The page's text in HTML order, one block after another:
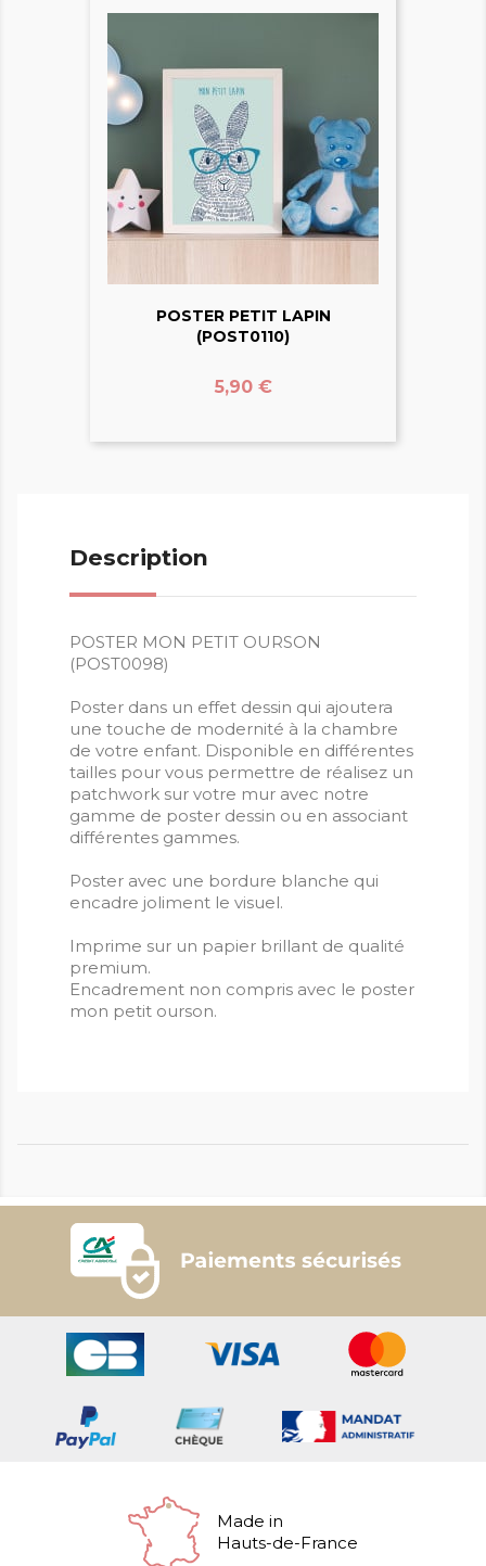
POSTER PETIT LAPIN
(POST0110)
Prix
5,90 €
Description
POSTER MON PETIT OURSON
(POST0098)
Poster dans un effet dessin qui ajoutera
une touche de modernité à la chambre
de votre enfant. Disponible en différentes
tailles pour vous permettre de réalisez un
patchwork sur votre mur avec notre
gamme de poster dessin ou en associant
différentes gammes.
Poster avec une bordure blanche qui
encadre joliment le visuel.
Imprime sur un papier brillant de qualité
premium.
Encadrement non compris avec le poster
mon petit ourson.
Made in
Hauts-de-France